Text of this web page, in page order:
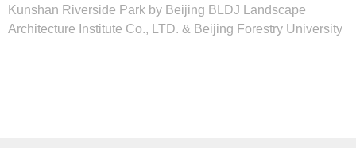
Kunshan Riverside Park by Beijing BLDJ Landscape
Architecture Institute Co., LTD. & Beijing Forestry University